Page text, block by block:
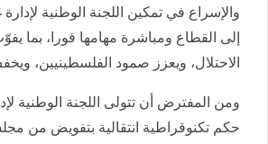
والإسراع في تمكين اللجنة الوطنية
إلى القطاع ومباشرة مهامها فورا، بما
الاحتلال، ويعزز صمود الفلسطينيين،
ومن المفترض أن تتولى اللجنة الوطنية
حكم تكنوقراطية انتقالية بتفويض من